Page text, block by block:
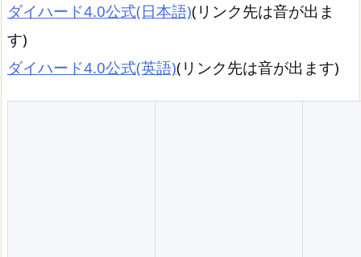
ダイハード4.0公式(日本語)(リンク先は音が出ま
す)
ダイハード4.0公式(英語)(リンク先は音が出ます)